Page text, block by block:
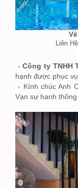
Liên
-Công ty TNHH
hạnh được phục vụ
- Kính chúc Anh
Vạn sự hanh thông